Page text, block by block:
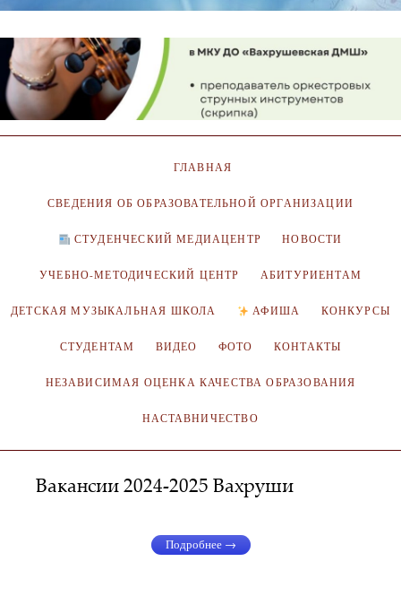
ГЛАВНАЯ
СВЕДЕНИЯ ОБ ОБРАЗОВАТЕЛЬНОЙ ОРГАНИЗАЦИИ
СТУДЕНЧЕСКИЙ МЕДИАЦЕНТР НОВОСТИ
УЧЕБНО-МЕТОДИЧЕСКИЙ ЦЕНТР АБИТУРИЕНТАМ
ДЕТСКАЯ МУЗЫКАЛЬНАЯ ШКОЛА АФИША КОНКУРСЫ
СТУДЕНТАМ ВИДЕО ФОТО КОНТАКТЫ
НЕЗАВИСИМАЯ ОЦЕНКА КАЧЕСТВА ОБРАЗОВАНИЯ
НАСТАВНИЧЕСТВО
Вакансии 2024-2025 Вахруши
Подробнее →